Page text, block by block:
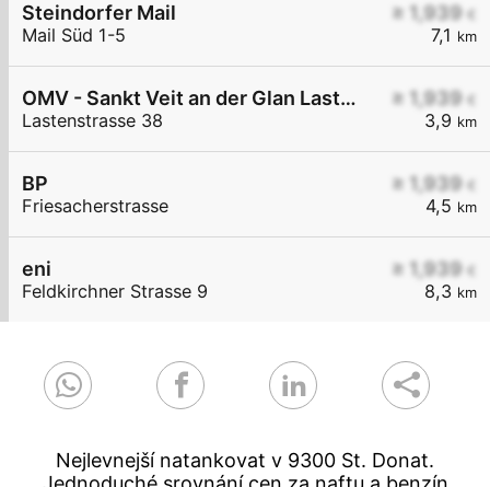
≥ 1,939 €
7,1 km
Steindorfer Mail
Mail Süd 1-5
≥ 1,939 €
3,9 km
OMV - Sankt Veit an der Glan Lastenstraße 38
Lastenstrasse 38
≥ 1,939 €
4,5 km
BP
Friesacherstrasse
≥ 1,939 €
8,3 km
eni
Feldkirchner Strasse 9
Nejlevnejší natankovat v 9300 St. Donat.